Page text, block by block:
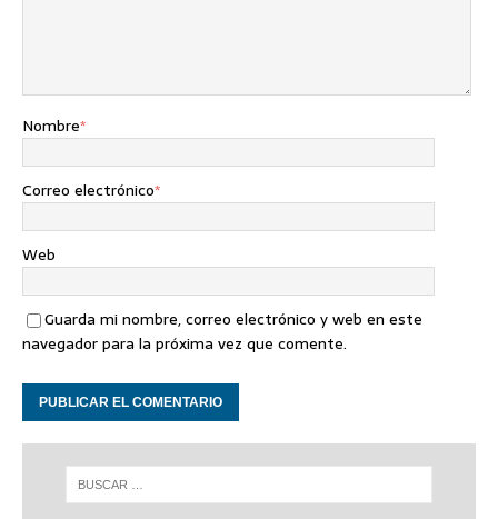
Nombre*
Correo electrónico*
Web
Guarda mi nombre, correo electrónico y web en este
navegador para la próxima vez que comente.